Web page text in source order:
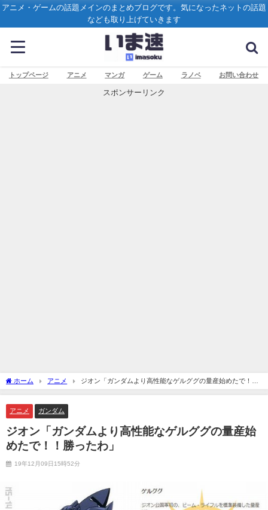
アニメ・ゲームの話題メインのまとめブログです。気になったネットの話題
なども取り上げていきます
トップページ アニメ マンガ ゲーム ラノベ お問い合わせ
スポンサーリンク
ホーム アニメ
ジオン「ガンダムより高性能なゲルググの量産始めたで！！
勝ったわ」
アニメ ガンダム
ジオン「ガンダムより高性能なゲルググの量産始
めたで！！勝ったわ」
19年12月09日15時52分